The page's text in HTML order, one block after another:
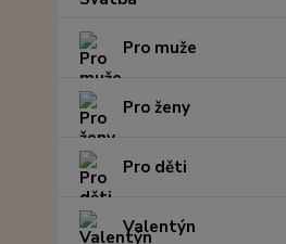
Pro muže
Pro ženy
Pro děti
Valentýn